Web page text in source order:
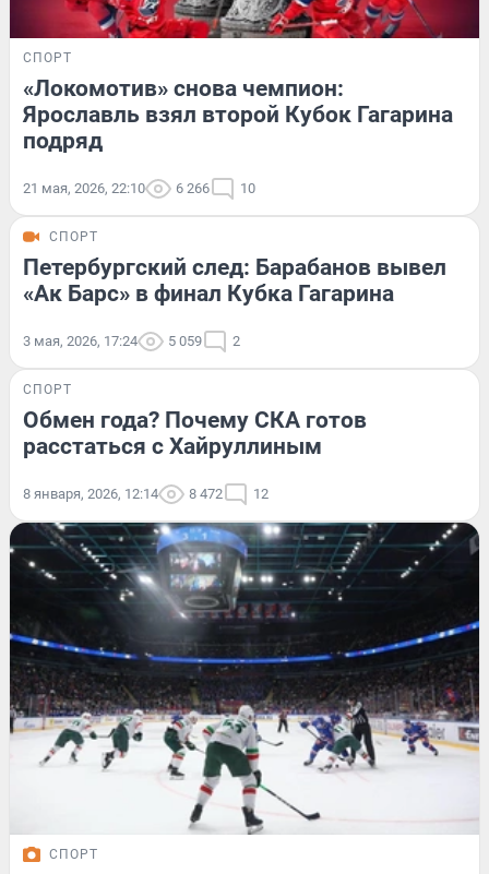
СПОРТ
«Локомотив» снова чемпион:
Ярославль взял второй Кубок Гагарина
подряд
21 мая, 2026, 22:10 6 266 10
СПОРТ
Петербургский след: Барабанов вывел
«Ак Барс» в финал Кубка Гагарина
3 мая, 2026, 17:24 5 059 2
СПОРТ
Обмен года? Почему СКА готов
расстаться с Хайруллиным
8 января, 2026, 12:14 8 472 12
СПОРТ